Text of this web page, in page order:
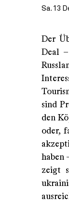
Sa. 13
Der
Deal
sind
den
oder,
haben
zeigt